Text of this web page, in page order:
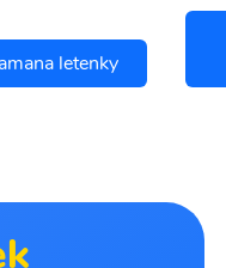
letenky